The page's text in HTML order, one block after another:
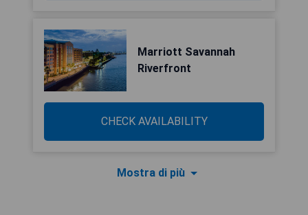
Marriott Savannah
Riverfront
CHECK AVAILABILITY
Mostra di più